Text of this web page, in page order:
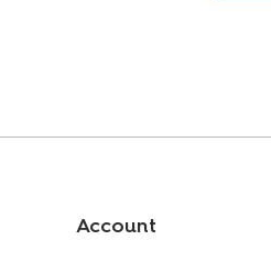
Account